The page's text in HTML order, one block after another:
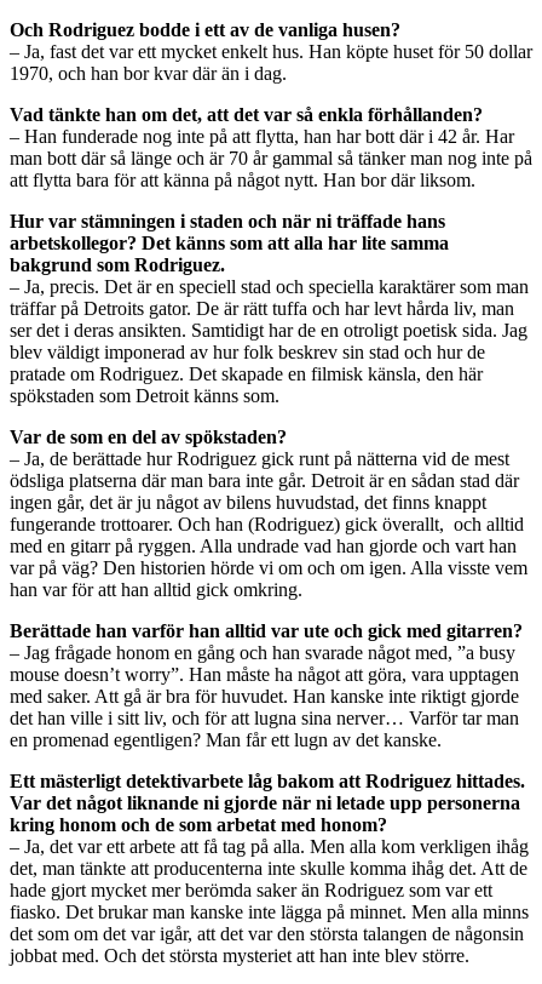
Och Rodriguez bodde i ett av de vanliga husen?
– Ja, fast det var ett mycket enkelt hus. Han köpte huset för 50 dollar
1970, och han bor kvar där än i dag.
Vad tänkte han om det, att det var så enkla förhållanden?
– Han funderade nog inte på att flytta, han har bott där i 42 år. Har
man bott där så länge och är 70 år gammal så tänker man nog inte på
att flytta bara för att känna på något nytt. Han bor där liksom.
Hur var stämningen i staden och när ni träffade hans
arbetskollegor? Det känns som att alla har lite samma
bakgrund som Rodriguez.
– Ja, precis. Det är en speciell stad och speciella karaktärer som man
träffar på Detroits gator. De är rätt tuffa och har levt hårda liv, man
ser det i deras ansikten. Samtidigt har de en otroligt poetisk sida. Jag
blev väldigt imponerad av hur folk beskrev sin stad och hur de
pratade om Rodriguez. Det skapade en filmisk känsla, den här
spökstaden som Detroit känns som.
Var de som en del av spökstaden?
– Ja, de berättade hur Rodriguez gick runt på nätterna vid de mest
ödsliga platserna där man bara inte går. Detroit är en sådan stad där
ingen går, det är ju något av bilens huvudstad, det finns knappt
fungerande trottoarer. Och han (Rodriguez) gick överallt, och alltid
med en gitarr på ryggen. Alla undrade vad han gjorde och vart han
var på väg? Den historien hörde vi om och om igen. Alla visste vem
han var för att han alltid gick omkring.
Berättade han varför han alltid var ute och gick med gitarren?
– Jag frågade honom en gång och han svarade något med, ”a busy
mouse doesn’t worry”. Han måste ha något att göra, vara upptagen
med saker. Att gå är bra för huvudet. Han kanske inte riktigt gjorde
det han ville i sitt liv, och för att lugna sina nerver… Varför tar man
en promenad egentligen? Man får ett lugn av det kanske.
Ett mästerligt detektivarbete låg bakom att Rodriguez hittades.
Var det något liknande ni gjorde när ni letade upp personerna
kring honom och de som arbetat med honom?
– Ja, det var ett arbete att få tag på alla. Men alla kom verkligen ihåg
det, man tänkte att producenterna inte skulle komma ihåg det. Att de
hade gjort mycket mer berömda saker än Rodriguez som var ett
fiasko. Det brukar man kanske inte lägga på minnet. Men alla minns
det som om det var igår, att det var den största talangen de någonsin
jobbat med. Och det största mysteriet att han inte blev större.